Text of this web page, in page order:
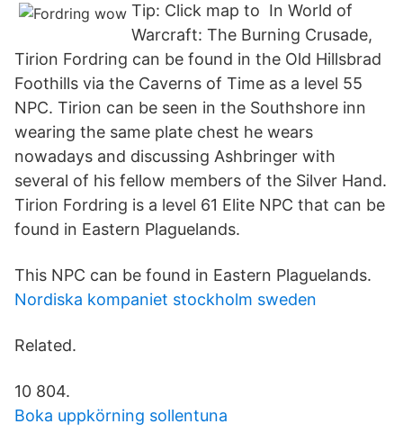
Tip: Click map to In World of
Warcraft: The Burning Crusade,
Tirion Fordring can be found in the Old Hillsbrad
Foothills via the Caverns of Time as a level 55
NPC. Tirion can be seen in the Southshore inn
wearing the same plate chest he wears
nowadays and discussing Ashbringer with
several of his fellow members of the Silver Hand.
Tirion Fordring is a level 61 Elite NPC that can be
found in Eastern Plaguelands.
This NPC can be found in Eastern Plaguelands.
Nordiska kompaniet stockholm sweden
Related.
10 804.
Boka uppkörning sollentuna